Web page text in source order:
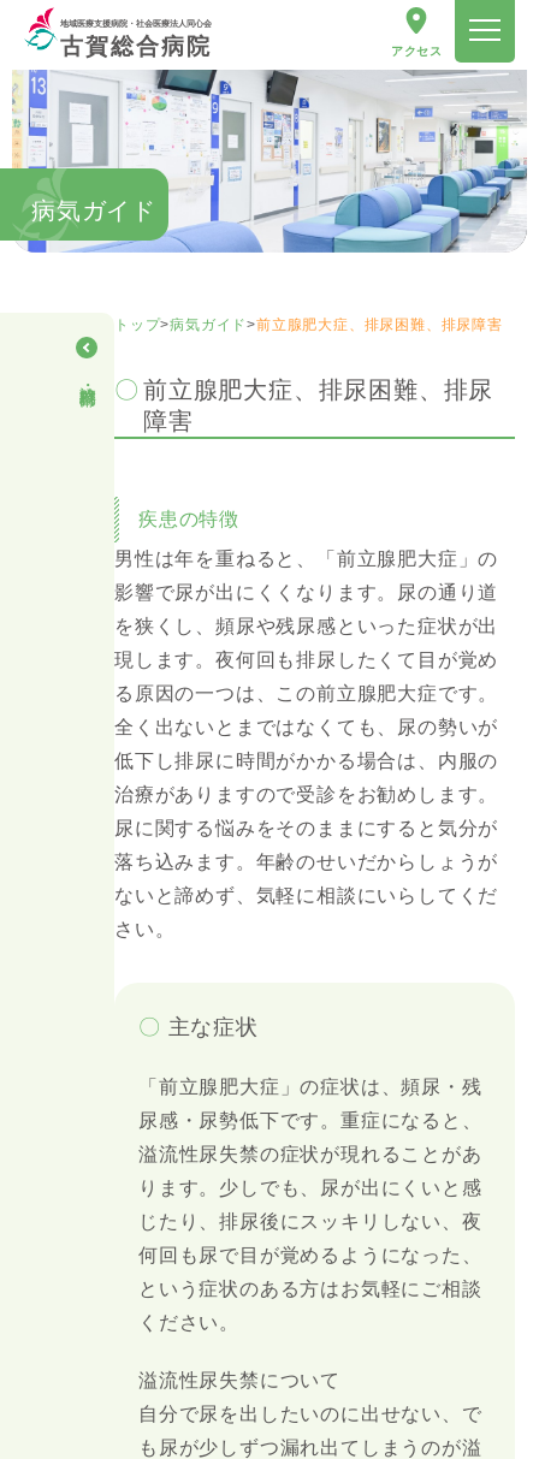
地域医療支援病院・社会医療法人同心会
古賀総合病院 アクセス
病気ガイド
トップ>病気ガイド>前立腺肥大症、排尿困難、排尿障害
前立腺肥大症、排尿困難、排尿
障害
疾患の特徴
男性は年を重ねると、「前立腺肥大症」の
影響で尿が出にくくなります。尿の通り道
を狭くし、頻尿や残尿感といった症状が出
現します。夜何回も排尿したくて目が覚め
る原因の一つは、この前立腺肥大症です。
全く出ないとまではなくても、尿の勢いが
低下し排尿に時間がかかる場合は、内服の
治療がありますので受診をお勧めします。
尿に関する悩みをそのままにすると気分が
落ち込みます。年齢のせいだからしょうが
ないと諦めず、気軽に相談にいらしてくだ
さい。
〇 主な症状
「前立腺肥大症」の症状は、頻尿・残
尿感・尿勢低下です。重症になると、
溢流性尿失禁の症状が現れることがあ
ります。少しでも、尿が出にくいと感
じたり、排尿後にスッキリしない、夜
何回も尿で目が覚めるようになった、
という症状のある方はお気軽にご相談
ください。
溢流性尿失禁について
自分で尿を出したいのに出せない、で
も尿が少しずつ漏れ出てしまうのが溢